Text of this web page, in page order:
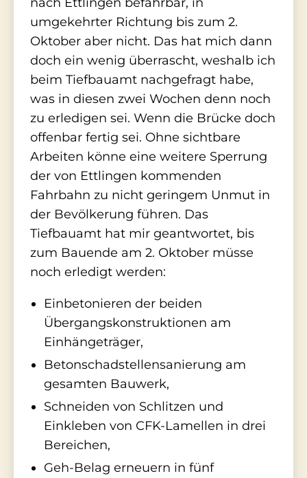
umgekehrter Richtung bis zum 2.
Oktober aber nicht. Das hat mich dann
doch ein wenig überrascht, weshalb ich
beim Tiefbauamt nachgefragt habe,
was in diesen zwei Wochen denn noch
zu erledigen sei. Wenn die Brücke doch
offenbar fertig sei. Ohne sichtbare
Arbeiten könne eine weitere Sperrung
der von Ettlingen kommenden
Fahrbahn zu nicht geringem Unmut in
der Bevölkerung führen. Das
Tiefbauamt hat mir geantwortet, bis
zum Bauende am 2. Oktober müsse
noch erledigt werden:
Einbetonieren der beiden
Übergangskonstruktionen am
Einhängeträger,
Betonschadstellensanierung am
gesamten Bauwerk,
Schneiden von Schlitzen und
Einkleben von CFK-Lamellen in drei
Bereichen,
Geh-Belag erneuern in fünf